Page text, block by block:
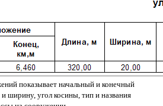
показывает начальный и конечный
ширину, угол косины, тип и названия